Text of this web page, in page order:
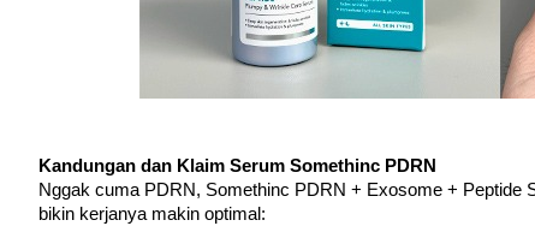
Kandungan dan Klaim Serum Somethinc PDRN
Nggak cuma PDRN, Somethinc PDRN + Exosome + Peptide
bikin kerjanya makin optimal: